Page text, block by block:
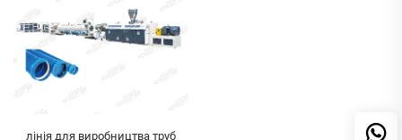
лінія для виробництва труб